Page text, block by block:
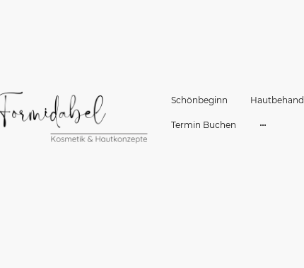
Schönbeginn
Termin Buchen